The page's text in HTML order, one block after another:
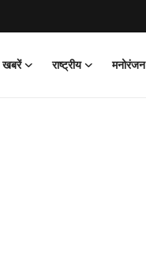
खबरें राष्ट्रीय मनोरंजन